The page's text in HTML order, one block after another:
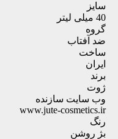
سایز
40 میلی لیتر
گروه
ضد آفتاب
ساخت
ایران
برند
ژوت
وب سایت سازنده
www.jute-cosmetics.ir
رنگ
بژ روشن